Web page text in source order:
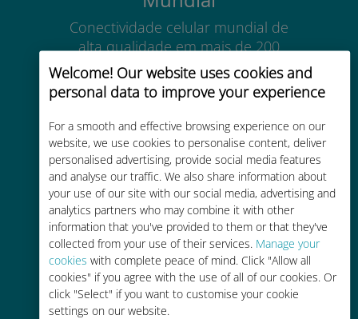
Welcome! Our website uses cookies and
personal data to improve your experience
For a smooth and effective browsing experience on our
website, we use cookies to personalise content, deliver
personalised advertising, provide social media features
and analyse our traffic. We also share information about
your use of our site with our social media, advertising and
analytics partners who may combine it with other
information that you've provided to them or that they've
collected from your use of their services. Manage your
cookies with complete peace of mind. Click "Allow all
cookies" if you agree with the use of all of our cookies. Or
click "Select" if you want to customise your cookie
settings on our website.
Conectividade celular mundial de
alta qualidade em mais de 200
destinos
Custo-benefício
Até 90% mais barato do que as
tarifas de roaming de sua
operadora atual